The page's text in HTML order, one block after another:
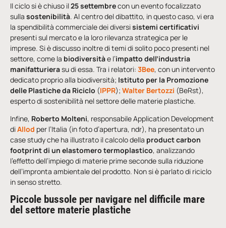
Il ciclo si è chiuso il25 settembrecon un evento focalizzato
sulla sostenibilità. Al centro del dibattito, in questo caso, vi era
la spendibilità commerciale dei diversisistemi certificativi
presenti sul mercato e la loro rilevanza strategica per le
imprese. Si è discusso inoltre di temi di solito poco presenti nel
settore, come la biodiversitàe l’impatto dell’industria
manifatturierasu di essa. Tra i relatori: 3Bee, con un intervento
dedicato proprio alla biodiversità; Istituto per la Promozione
delle Plastiche da Riciclo (IPPR); Walter Bertozzi (BeRst),
esperto di sostenibilità nel settore delle materie plastiche.
Infine, Roberto Molteni, responsabile Application Development
diAllod per l’Italia (in foto d’apertura, ndr), ha presentato un
case study che ha illustrato il calcolo della product carbon
footprintdi un elastomero termoplastico, analizzando
l’effetto dell’impiego di materie prime seconde sulla riduzione
dell’impronta ambientale del prodotto. Non si è parlato di riciclo
in senso stretto.
Piccole bussole per navigare nel difficile mare
del settore materie plastiche